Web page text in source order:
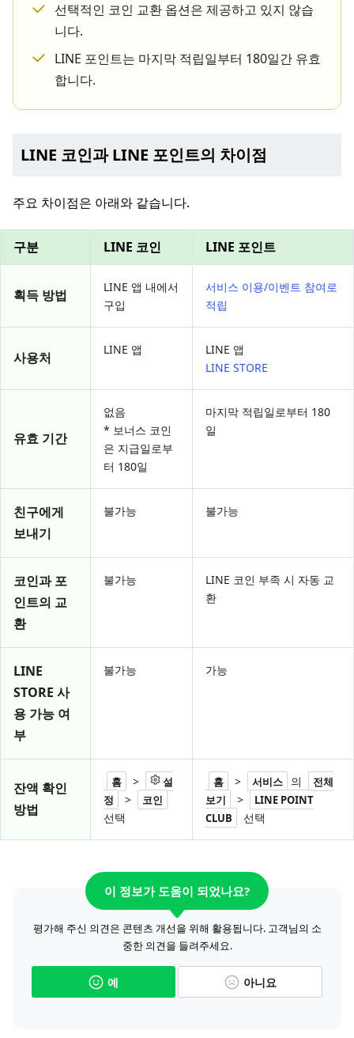
선택적인 코인 교환 옵션은 제공하고 있지 않습
니다.
LINE 포인트는 마지막 적립일부터 180일간 유효
합니다.
LINE 코인과 LINE 포인트의 차이점
주요 차이점은 아래와 같습니다.
구분 LINE 코인 LINE 포인트
획득 방법
LINE 앱 내에서
구입
서비스 이용/이벤트 참여로
적립
사용처 LINE 앱
LINE 앱
LINE STORE
유효 기간
없음
* 보너스 코인
은 지급일로부
터 180일
마지막 적립일로부터 180
일
친구에게
보내기
불가능 불가능
코인과 포
인트의 교
환
불가능
LINE 코인 부족 시 자동 교
환
LINE
STORE 사
용 가능 여
부
불가능 가능
잔액 확인
방법
홈 >
설
정
> 코인
선택
홈 > 서비스 의
전체
보기
>
LINE POINT
CLUB
선택
이 정보가 도움이 되었나요?
평가해 주신 의견은 콘텐츠 개선을 위해 활용됩니다. 고객님의 소
중한 의견을 들려주세요.
예 아니요